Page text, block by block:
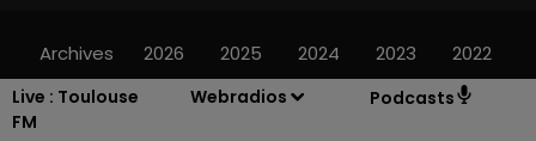
Live : Toulouse
FM
Webradios Podcasts
Archives 2026 2025 2024 2023 2022